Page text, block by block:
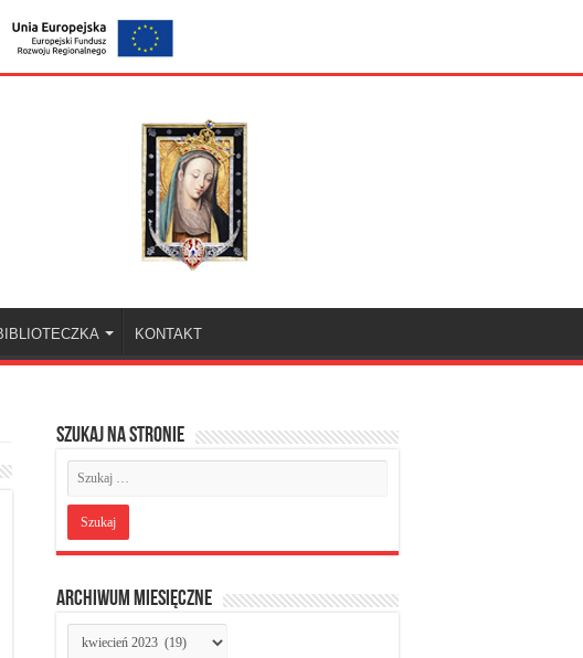
KONTAKT
Szukaj na stronie
Archiwum miesięczne
Archiwum
miesięczne